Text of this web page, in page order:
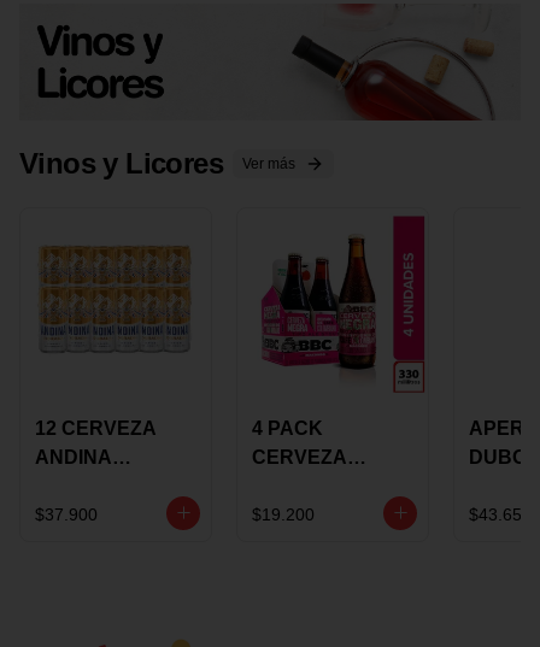
Vinos y Licores Ver más
12 CERVEZA
ANDINA
LATON
$37.900
4 PACK
CERVEZA
ROSE BBC
$19.200
VINO
$43.650